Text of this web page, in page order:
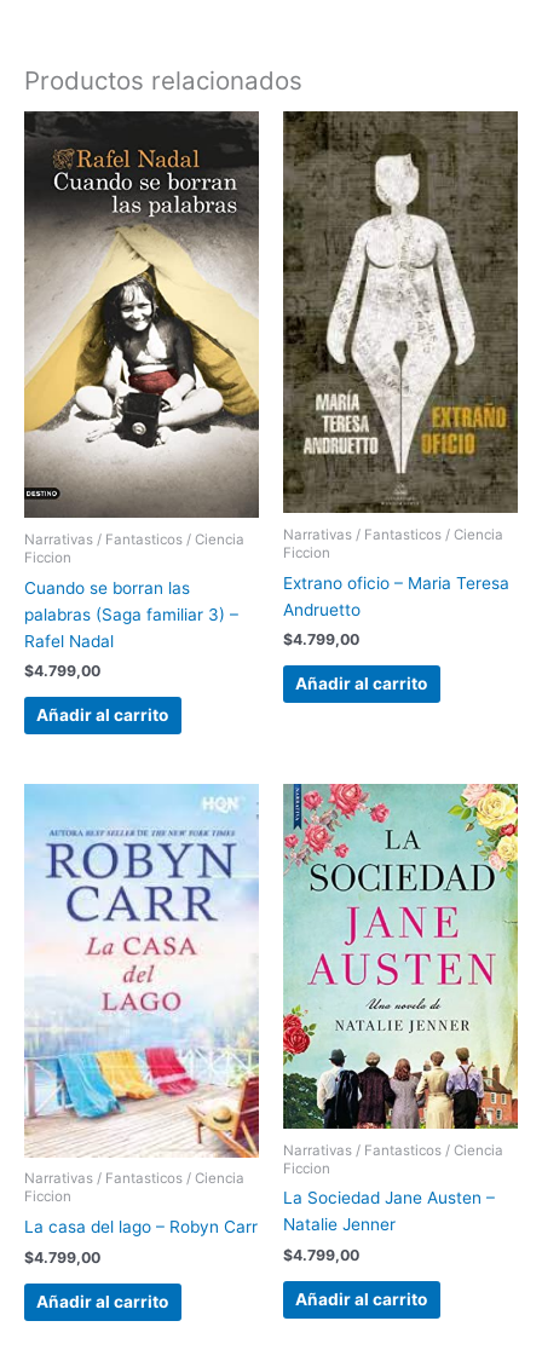
Productos relacionados
Narrativas / Fantasticos / Ciencia
Ficcion
Cuando se borran las
palabras (Saga familiar 3) –
Rafel Nadal
$4.799,00
Añadir al carrito
Narrativas / Fantasticos / Ciencia
Ficcion
Extrano oficio – Maria Teresa
Andruetto
$4.799,00
Añadir al carrito
Narrativas / Fantasticos / Ciencia
Ficcion
La casa del lago – Robyn Carr
$4.799,00
Añadir al carrito
Narrativas / Fantasticos / Ciencia
Ficcion
La Sociedad Jane Austen –
Natalie Jenner
$4.799,00
Añadir al carrito